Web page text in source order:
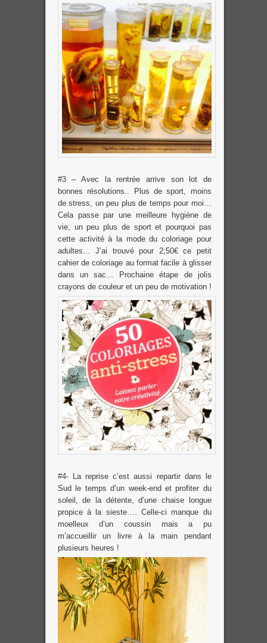
#3 – Avec la rentrée arrive son lot de
bonnes résolutions.. Plus de sport, moins
de stress, un peu plus de temps pour moi…
Cela passe par une meilleure hygiène de
vie, un peu plus de sport et pourquoi pas
cette activité à la mode du coloriage pour
adultes… J’ai trouvé pour 2;50€ ce petit
cahier de coloriage au format facile à glisser
dans un sac… Prochaine étape de jolis
crayons de couleur et un peu de motivation !
#4- La reprise c’est aussi repartir dans le
Sud le temps d’un week-end et profiter du
soleil, de la détente, d’une chaise longue
propice à la sieste…. Celle-ci manque du
moelleux d’un coussin mais a pu
m’accueillir un livre à la main pendant
plusieurs heures !